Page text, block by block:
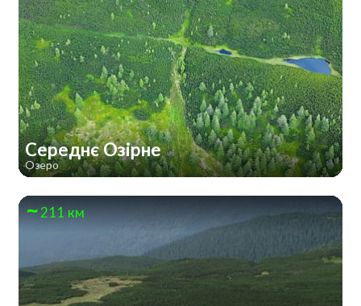
Середнє Озірне
Озеро
211 км